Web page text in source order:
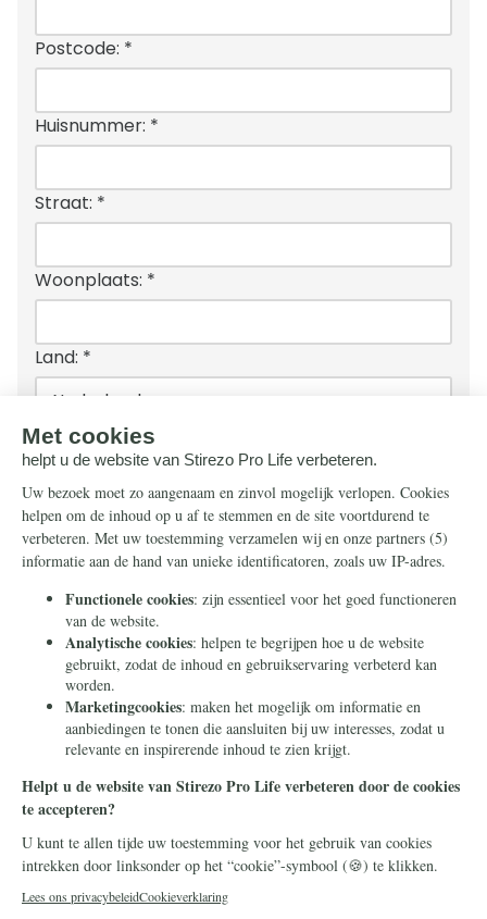
Postcode: *
Huisnummer: *
Straat: *
Woonplaats: *
Land: *
E-mailadres:*
Subscribed
Ik sluit mij aan bij meer dan {count}
Nederlanders en blijf graag per e-mail op de
hoogte van de strijd.
Ik teken!
Door verder te gaan gaat u ermee akkoord correspondentie
van Stichting Civitas Christiana te ontvangen. In ons
privacybeleid leggen we uit hoe we uw gegevens beschermen